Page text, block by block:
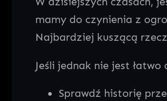
mamy do czynienia z
Najbardziej kuszącą
Jeśli jednak nie jest
Sprawdź historię